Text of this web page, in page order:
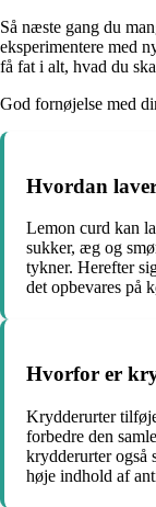
Så næste gang du
eksperimentere med
få fat i alt, hvad du
God fornøjelse med
Hvordan
Lemon curd kan
sukker, æg og
tykner. Herefter
det opbevares på
Hvorfor er
Krydderurter
forbedre den
krydderurter også
høje indhold af